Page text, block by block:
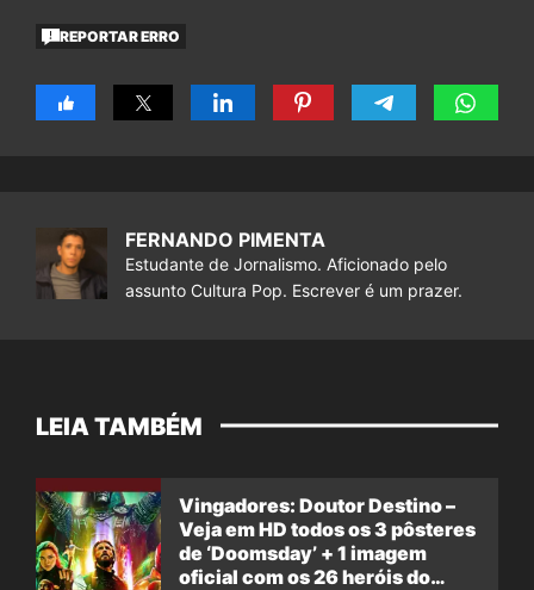
REPORTAR ERRO
FERNANDO PIMENTA
Estudante de Jornalismo. Aficionado pelo
assunto Cultura Pop. Escrever é um prazer.
LEIA TAMBÉM
Vingadores: Doutor Destino –
Veja em HD todos os 3 pôsteres
de ‘Doomsday’ + 1 imagem
oficial com os 26 heróis do